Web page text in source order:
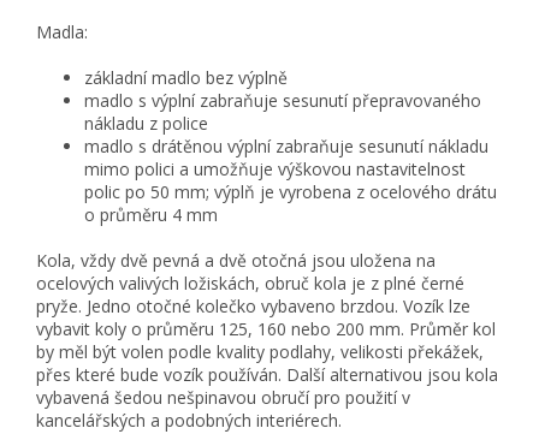
Madla:
základní madlo bez výplně
madlo s výplní zabraňuje sesunutí přepravovaného
nákladu z police
madlo s drátěnou výplní zabraňuje sesunutí nákladu
mimo polici a umožňuje výškovou nastavitelnost
polic po 50 mm; výplň je vyrobena z ocelového drátu
o průměru 4 mm
Kola, vždy dvě pevná a dvě otočná jsou uložena na
ocelových valivých ložiskách, obruč kola je z plné černé
pryže. Jedno otočné kolečko vybaveno brzdou. Vozík lze
vybavit koly o průměru 125, 160 nebo 200 mm. Průměr kol
by měl být volen podle kvality podlahy, velikosti překážek,
přes které bude vozík používán. Další alternativou jsou kola
vybavená šedou nešpinavou obručí pro použití v
kancelářských a podobných interiérech.